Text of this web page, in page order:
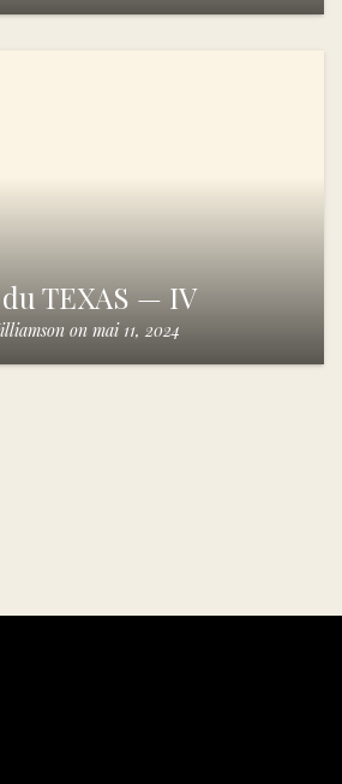
du TEXAS — IV
on mai 11, 2024